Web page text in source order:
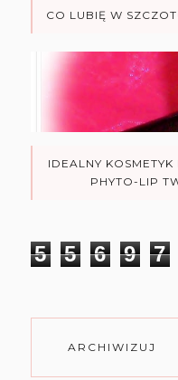
CO LUBIĘ W
IDEALNY
PHYTO-LIP
5 5 6 9 7
ARCHIWIZUJ